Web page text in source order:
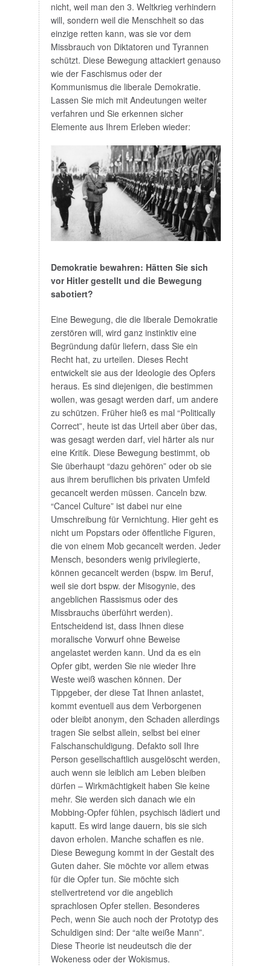
nicht, weil man den 3. Weltkrieg verhindern
will, sondern weil die Menschheit so das
einzige retten kann, was sie vor dem
Missbrauch von Diktatoren und Tyrannen
schützt. Diese Bewegung attackiert genauso
wie der Faschismus oder der
Kommunismus die liberale Demokratie.
Lassen Sie mich mit Andeutungen weiter
verfahren und Sie erkennen sicher
Elemente aus Ihrem Erleben wieder:
Demokratie bewahren: Hätten Sie sich
vor Hitler gestellt und die Bewegung
sabotiert?
Eine Bewegung, die die liberale Demokratie
zerstören will, wird ganz instinktiv eine
Begründung dafür liefern, dass Sie ein
Recht hat, zu urteilen. Dieses Recht
entwickelt sie aus der Ideologie des Opfers
heraus. Es sind diejenigen, die bestimmen
wollen, was gesagt werden darf, um andere
zu schützen. Früher hieß es mal “Politically
Correct”, heute ist das Urteil aber über das,
was gesagt werden darf, viel härter als nur
eine Kritik. Diese Bewegung bestimmt, ob
Sie überhaupt “dazu gehören” oder ob sie
aus ihrem beruflichen bis privaten Umfeld
gecancelt werden müssen. Canceln bzw.
“Cancel Culture” ist dabei nur eine
Umschreibung für Vernichtung. Hier geht es
nicht um Popstars oder öffentliche Figuren,
die von einem Mob gecancelt werden. Jeder
Mensch, besonders wenig privilegierte,
können gecancelt werden (bspw. im Beruf,
weil sie dort bspw. der Misogynie, des
angeblichen Rassismus oder des
Missbrauchs überführt werden).
Entscheidend ist, dass Ihnen diese
moralische Vorwurf ohne Beweise
angelastet werden kann. Und da es ein
Opfer gibt, werden Sie nie wieder Ihre
Weste weiß waschen können. Der
Tippgeber, der diese Tat Ihnen anlastet,
kommt eventuell aus dem Verborgenen
oder bleibt anonym, den Schaden allerdings
tragen Sie selbst allein, selbst bei einer
Falschanschuldigung. Defakto soll Ihre
Person gesellschaftlich ausgelöscht werden,
auch wenn sie leiblich am Leben bleiben
dürfen – Wirkmächtigkeit haben Sie keine
mehr. Sie werden sich danach wie ein
Mobbing-Opfer fühlen, psychisch lädiert und
kaputt. Es wird lange dauern, bis sie sich
davon erholen. Manche schaffen es nie.
Diese Bewegung kommt in der Gestalt des
Guten daher. Sie möchte vor allem etwas
für die Opfer tun. Sie möchte sich
stellvertretend vor die angeblich
sprachlosen Opfer stellen. Besonderes
Pech, wenn Sie auch noch der Prototyp des
Schuldigen sind: Der “alte weiße Mann”.
Diese Theorie ist neudeutsch die der
Wokeness oder der Wokismus.